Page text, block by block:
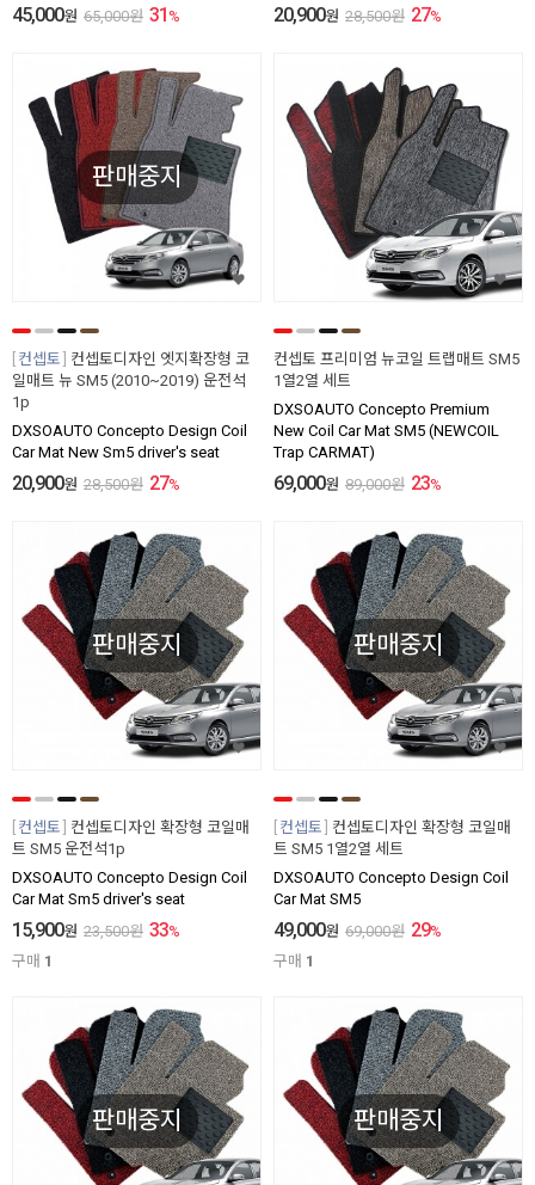
45,000원 65,000원 31 % 20,900원 28,500원 27%
판매중지
컨셉토
컨셉토디자인 엣지확장형 코
일매트 뉴 SM5 (2010~2019) 운전석
1p
DXSOAUTO Concepto Design Coil
Car Mat New Sm5 driver's seat
20,900원 28,500원 27%
컨셉토 프리미엄 뉴코일 트랩매트 SM5
1열2열 세트
DXSOAUTO Concepto Premium
New Coil Car Mat SM5 (NEWCOIL
Trap CARMAT)
69,000원 89,000원 23%
판매중지
컨셉토
컨셉토디자인 확장형 코일매
트 SM5 운전석1p
DXSOAUTO Concepto Design Coil
Car Mat Sm5 driver's seat
15,900원 23,500원 33%
구매 1
판매중지
컨셉토
컨셉토디자인 확장형 코일매
트 SM5 1열2열 세트
DXSOAUTO Concepto Design Coil
Car Mat SM5
49,000원 69,000원 29%
구매 1
판매중지 판매중지